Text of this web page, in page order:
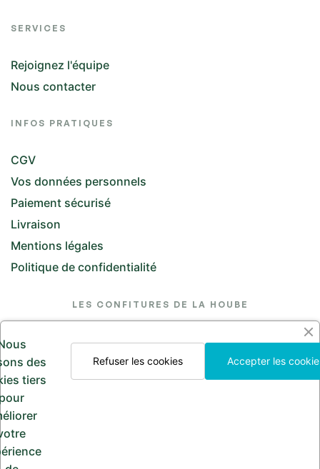
SERVICES
Rejoignez l'équipe
Nous contacter
INFOS PRATIQUES
CGV
Vos données personnels
Paiement sécurisé
Livraison
Mentions légales
Politique de confidentialité
LES CONFITURES DE LA HOUBE
26 Rue de l'Église, 57370 Saint-Jean-Kourtzerode
lesconfituresdelahoube@hotmail.com
Appelez-nous
03 87 24 30 97
des
tiers
Accepter les
Refuser les cookies